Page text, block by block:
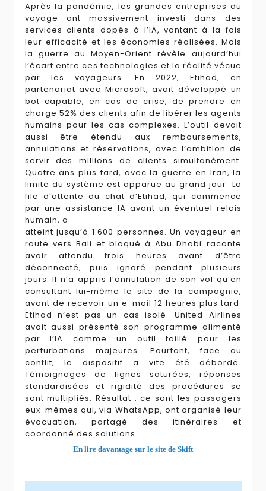
Après la pandémie, les grandes entreprises du
voyage ont massivement investi dans des
services clients dopés à l’IA, vantant à la fois
leur efficacité et les économies réalisées. Mais
la guerre au Moyen-Orient révèle aujourd’hui
l’écart entre ces technologies et la réalité vécue
par les voyageurs. En 2022, Etihad, en
partenariat avec Microsoft, avait développé un
bot capable, en cas de crise, de prendre en
charge 52% des clients afin de libérer les agents
humains pour les cas complexes. L’outil devait
aussi être étendu aux remboursements,
annulations et réservations, avec l’ambition de
servir des millions de clients simultanément.
Quatre ans plus tard, avec la guerre en Iran, la
limite du système est apparue au grand jour. La
file d’attente du chat d’Etihad, qui commence
par une assistance IA avant un éventuel relais
humain, a
atteint jusqu’à 1.600 personnes. Un voyageur en
route vers Bali et bloqué à Abu Dhabi raconte
avoir attendu trois heures avant d’être
déconnecté, puis ignoré pendant plusieurs
jours. Il n’a appris l’annulation de son vol qu’en
consultant lui-même le site de la compagnie,
avant de recevoir un e-mail 12 heures plus tard.
Etihad n’est pas un cas isolé. United Airlines
avait aussi présenté son programme alimenté
par l’IA comme un outil taillé pour les
perturbations majeures. Pourtant, face au
conflit, le dispositif a vite été débordé.
Témoignages de lignes saturées, réponses
standardisées et rigidité des procédures se
sont multipliés. Résultat : ce sont les passagers
eux-mêmes qui, via WhatsApp, ont organisé leur
évacuation, partagé des itinéraires et
coordonné des solutions.
En lire davantage sur le site de Skift